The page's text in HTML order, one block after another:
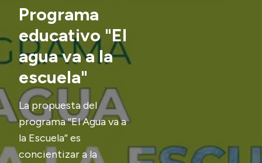
Delegaciones
Generación y Riego SAU
Transparencia
Presupuesto
Boletín Oficial
Compras y licitaciones
Consulta de expedientes
Programa
educativo "El
agua va a la
escuela"
La propuesta del
programa “El Agua va a
la Escuela” es
concientizar a la